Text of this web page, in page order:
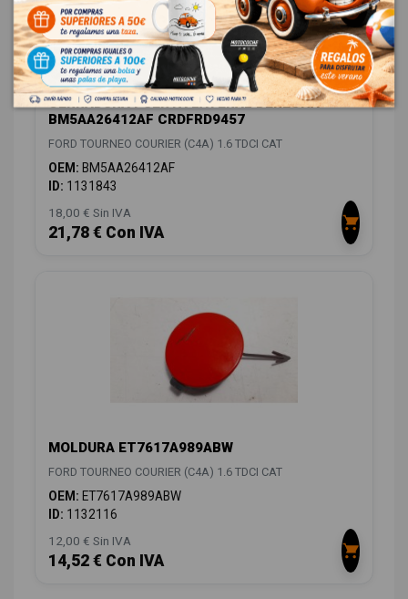
CERRADURA PUERTA LATERAL DERECHA
BM5AA26412AF CRDFRD9457
FORD TOURNEO COURIER (C4A) 1.6 TDCI CAT
OEM: BM5AA26412AF
ID: 1131843
18,00 € Sin IVA
21,78 € Con IVA
MOLDURA ET7617A989ABW
FORD TOURNEO COURIER (C4A) 1.6 TDCI CAT
OEM: ET7617A989ABW
ID: 1132116
12,00 € Sin IVA
14,52 € Con IVA